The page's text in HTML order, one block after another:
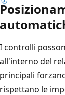
I controlli
all'interno del
principali
rispettano le